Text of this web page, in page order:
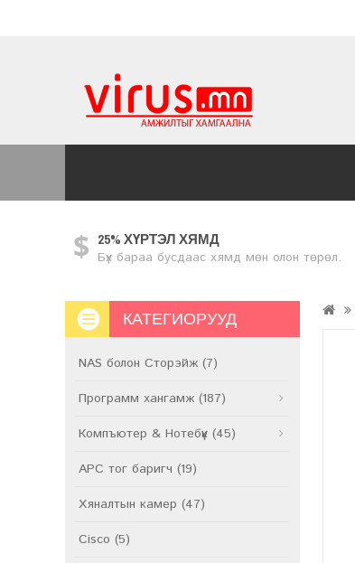
25% ХҮРТЭЛ ХЯМД
Бүх бараа бусдаас хямд мөн олон төрөл.
КАТЕГИОРУУД
NAS болон Сторэйж (7)
Программ хангамж (187)
Компъютер & Нотебүүк (45)
APC тог баригч (19)
Хяналтын камер (47)
Cisco (5)